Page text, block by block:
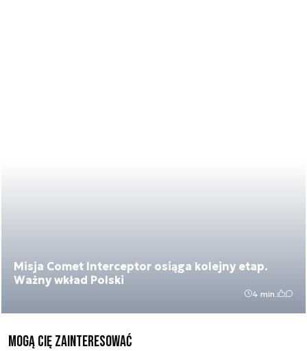
Misja Comet Interceptor osiąga kolejny etap.
Ważny wkład Polski
4 min.
Mogą Cię zainteresować